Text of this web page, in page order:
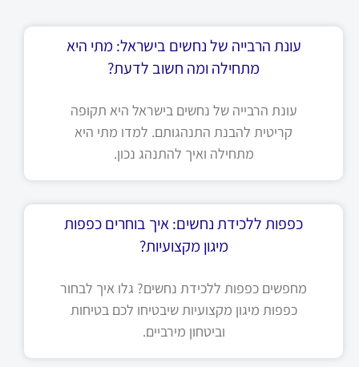
עונת הרבייה של נחשים בישראל: מתי היא
מתחילה ומה חשוב לדעת?
עונת הרבייה של נחשים בישראל היא תקופה
קריטית להבנת התנהגותם. למדו מתי היא
מתחילה ואיך להתנהג נכון.
כפפות ללכידת נחשים: איך בוחרים כפפות
מיגון מקצועיות?
מחפשים כפפות ללכידת נחשים? גלו איך לבחור
כפפות מיגון מקצועיות שיבטיחו לכם בטיחות
וביטחון מירביים.